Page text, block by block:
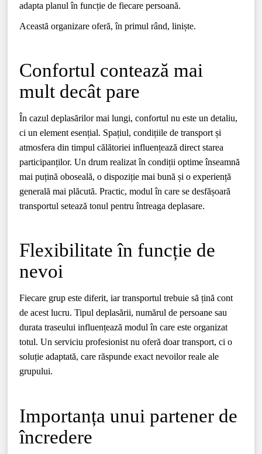
adapta planul în funcție de fiecare persoană.
Această organizare oferă, în primul rând, liniște.
Confortul contează mai
mult decât pare
În cazul deplasărilor mai lungi, confortul nu este un detaliu,
ci un element esențial. Spațiul, condițiile de transport și
atmosfera din timpul călătoriei influențează direct starea
participanților. Un drum realizat în condiții optime înseamnă
mai puțină oboseală, o dispoziție mai bună și o experiență
generală mai plăcută. Practic, modul în care se desfășoară
transportul setează tonul pentru întreaga deplasare.
Flexibilitate în funcție de
nevoi
Fiecare grup este diferit, iar transportul trebuie să țină cont
de acest lucru. Tipul deplasării, numărul de persoane sau
durata traseului influențează modul în care este organizat
totul. Un serviciu profesionist nu oferă doar transport, ci o
soluție adaptată, care răspunde exact nevoilor reale ale
grupului.
Importanța unui partener de
încredere